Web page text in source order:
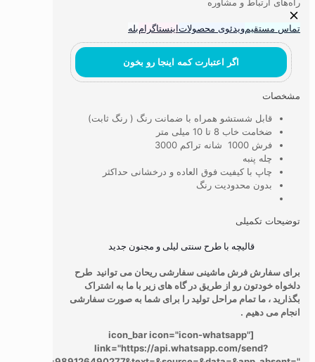
جدید
عدد
راه‌های ارتباط و مشاوره
تماس مستقیمویدئوی محصولاتاینستاگرامبله
اگر اعتبارت کمه اینجا رو بخون
مشخصات
قابل شستشو همراه با ضمانت رنگ ( رنگ ثابت)
ضخامت خاب 8 تا 10 میلی متر
فرش 1000 شانه تراکم 3000
چله پنبه
چاپ با کیفیت فوق العاده و درخشانی حداکثر
بدون محدودیت رنگ
توضیحات تکمیلی
قالیچه با طرح سنتی لیلی و مجنون جدید
برای سفارش فرش ماشینی سفارشی ریحان می توانید طرح
دلخواه خودتون رو از طریق در گاه های زیر با ما به اشتراک
بگذارید ، ما تمام مراحل تولید را برای شما به صورت سفارشی
انجام می دهیم .
[icon_bar icon="icon-whatsapp"
link="https://api.whatsapp.com/send?